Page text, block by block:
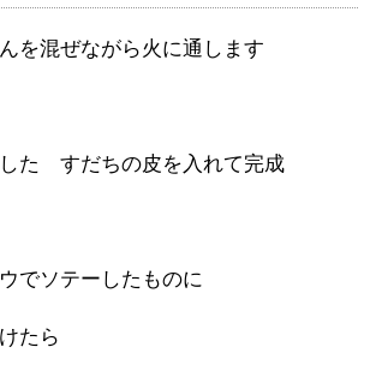
を混ぜながら火に通します
た すだちの皮を入れて完成
でソテーしたものに
たら